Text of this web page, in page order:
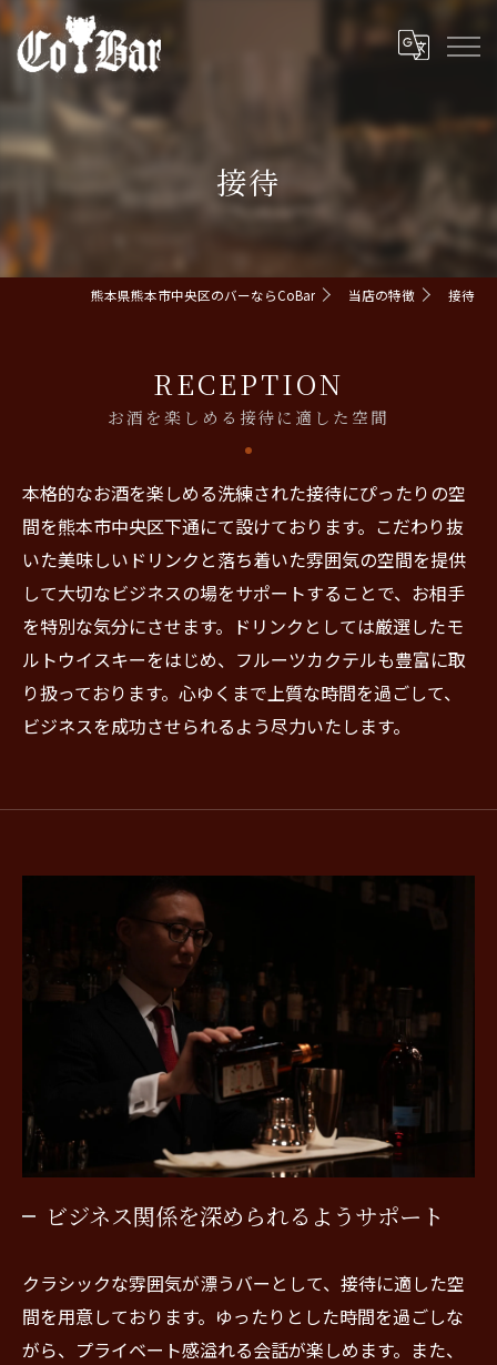
接待
熊本県熊本市中央区のバーならCoBar 当店の特徴 接待
お酒を楽しめる接待に適した空間
RECEPTION
本格的なお酒を楽しめる洗練された接待にぴったりの空
間を熊本市中央区下通にて設けております。こだわり抜
いた美味しいドリンクと落ち着いた雰囲気の空間を提供
して大切なビジネスの場をサポートすることで、お相手
を特別な気分にさせます。ドリンクとしては厳選したモ
ルトウイスキーをはじめ、フルーツカクテルも豊富に取
り扱っております。心ゆくまで上質な時間を過ごして、
ビジネスを成功させられるよう尽力いたします。
ビジネス関係を深められるようサポート
クラシックな雰囲気が漂うバーとして、接待に適した空
間を用意しております。ゆったりとした時間を過ごしな
がら、プライベート感溢れる会話が楽しめます。また、